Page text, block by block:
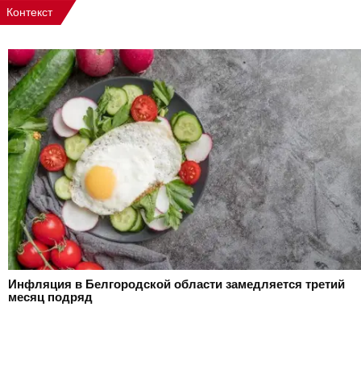
Контекст
Инфляция в Белгородской области замедляется третий
месяц подряд